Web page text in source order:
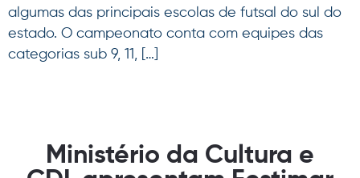
algumas das principais escolas de futsal do sul do
estado. O campeonato conta com equipes das
categorias sub 9, 11, […]
Ministério da Cultura e